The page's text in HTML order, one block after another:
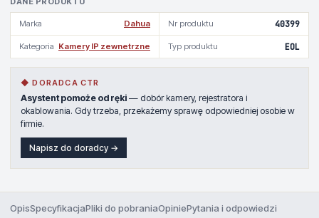
Marka Dahua Nr produktu 40399
Kategoria Kamery IP zewnetrzne Typ produktu EOL
◆ DORADCA CTR
Asystent pomoże od ręki — dobór kamery, rejestratora i
okablowania. Gdy trzeba, przekażemy sprawę odpowiedniej osobie w
firmie.
Napisz do doradcy →
OpisSpecyfikacjaPliki do pobraniaOpiniePytania i odpowiedzi